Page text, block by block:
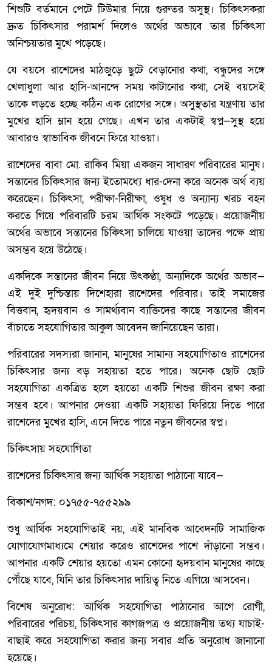
শিশুটি বর্তমানে পেটে টিউমার নিয়ে গুরুতর অসুস্থ। চিকিৎসকরা
দ্রুত চিকিৎসার পরামর্শ দিলেও অর্থের অভাবে তার চিকিৎসা
অনিশ্চয়তার মুখে পড়েছে।
যে বয়সে রাশেদের মাঠজুড়ে ছুটে বেড়ানোর কথা, বন্ধুদের সঙ্গে
খেলাধুলা আর হাসি-আনন্দে সময় কাটানোর কথা, সেই বয়সেই
তাকে লড়তে হচ্ছে কঠিন এক রোগের সঙ্গে। অসুস্থতার যন্ত্রণায় তার
মুখের হাসি ম্লান হয়ে গেছে। এখন তার একটাই স্বপ্ন—সুস্থ হয়ে
আবারও স্বাভাবিক জীবনে ফিরে যাওয়া।
রাশেদের বাবা মো. রাকিব মিয়া একজন সাধারণ পরিবারের মানুষ।
সন্তানের চিকিৎসার জন্য ইতোমধ্যে ধার-দেনা করে অনেক অর্থ ব্যয়
করেছেন। চিকিৎসা, পরীক্ষা-নিরীক্ষা, ওষুধ ও অন্যান্য খরচ বহন
করতে গিয়ে পরিবারটি চরম আর্থিক সংকটে পড়েছে। প্রয়োজনীয়
অর্থের অভাবে সন্তানের চিকিৎসা চালিয়ে যাওয়া তাদের পক্ষে প্রায়
অসম্ভব হয়ে উঠেছে।
একদিকে সন্তানের জীবন নিয়ে উৎকণ্ঠা, অন্যদিকে অর্থের অভাব—
এই দুই দুশ্চিন্তায় দিশেহারা রাশেদের পরিবার। তাই সমাজের
বিত্তবান, হৃদয়বান ও সামর্থ্যবান ব্যক্তিদের কাছে সন্তানের জীবন
বাঁচাতে সহযোগিতার আকুল আবেদন জানিয়েছেন তারা।
পরিবারের সদস্যরা জানান, মানুষের সামান্য সহযোগিতাও রাশেদের
চিকিৎসার জন্য বড় সহায়তা হতে পারে। অনেক ছোট ছোট
সহযোগিতা একত্রিত হলে হয়তো একটি শিশুর জীবন রক্ষা করা
সম্ভব হবে। আপনার দেওয়া একটি সহায়তা ফিরিয়ে দিতে পারে
রাশেদের মুখের হাসি, এনে দিতে পারে নতুন জীবনের স্বপ্ন।
চিকিৎসায় সহযোগিতা
রাশেদের চিকিৎসার জন্য আর্থিক সহায়তা পাঠানো যাবে—
বিকাশ/নগদ: ০১৭৫৫-৭৫৫২৯৯
শুধু আর্থিক সহযোগিতাই নয়, এই মানবিক আবেদনটি সামাজিক
যোগাযোগমাধ্যমে শেয়ার করেও রাশেদের পাশে দাঁড়ানো সম্ভব।
আপনার একটি শেয়ার হয়তো এমন কোনো হৃদয়বান মানুষের কাছে
পৌঁছে যাবে, যিনি তার চিকিৎসার দায়িত্ব নিতে এগিয়ে আসবেন।
বিশেষ অনুরোধ: আর্থিক সহযোগিতা পাঠানোর আগে রোগী,
পরিবারের পরিচয়, চিকিৎসার কাগজপত্র ও প্রয়োজনীয় তথ্য যাচাই-
বাছাই করে সহযোগিতা করার জন্য সবার প্রতি অনুরোধ জানানো
হয়েছে।